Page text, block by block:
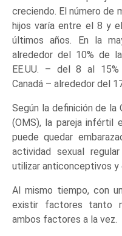
creciendo. El número de
hijos varía entre el 8 y
últimos años. En la
alrededor del 10% de
EE.UU. – del 8 al
Canadá – alrededor del
Según la definición de la
(OMS), la pareja infértil
puede quedar
actividad sexual
utilizar anticonceptivos y
Al mismo tiempo, con
existir factores tanto
ambos factores a la vez.